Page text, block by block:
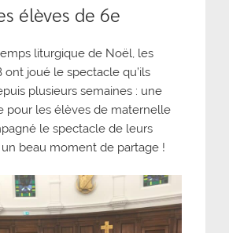
élèves de 6e
liturgique de Noël, les
ont joué le spectacle qu’ils
plusieurs semaines : une
pour les élèves de maternelle
le spectacle de leurs
beau moment de partage !